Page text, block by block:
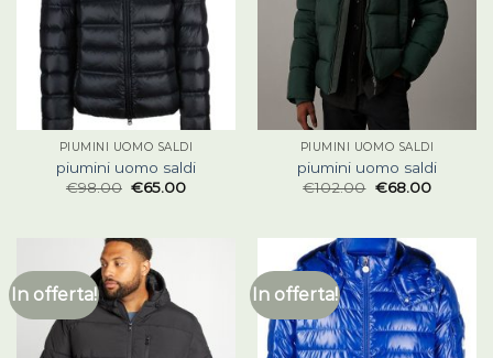
PIUMINI UOMO SALDI
piumini uomo saldi
€98.00 €65.00
PIUMINI UOMO SALDI
piumini uomo saldi
€102.00 €68.00
In offerta! In offerta!